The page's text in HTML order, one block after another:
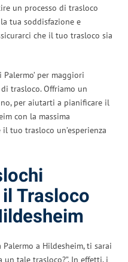
un processo di trasloco
tua soddisfazione e
che il tuo trasloco sia
per maggiori
trasloco. Offriamo un
per aiutarti a pianificare il
con la massima
tuo trasloco un’esperienza
Trasloco
a Hildesheim, ti sarai
un tale trasloco?”. In effetti, i